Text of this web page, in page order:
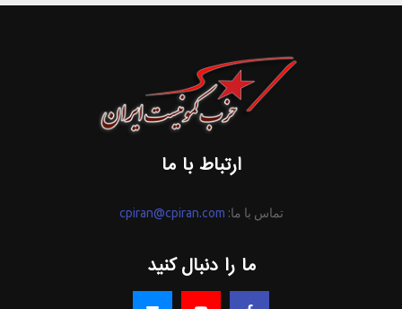
ارتباط با ما
تماس با ما: cpiran@cpiran.com
ما را دنبال کنید